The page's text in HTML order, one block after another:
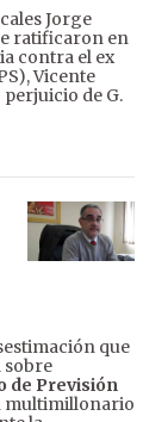
Jorge
ratificaron en
contra el ex
Vicente
de G.
que
sobre
de Previsión
multimillonario